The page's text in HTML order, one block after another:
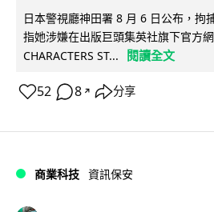
日本警視廳神田署 8 月 6 日公布，拘
指她涉嫌在出版巨頭集英社旗下官方
CHARACTERS ST...
閱讀全文
52 8 ↗ 分享
商業科技 資訊保安